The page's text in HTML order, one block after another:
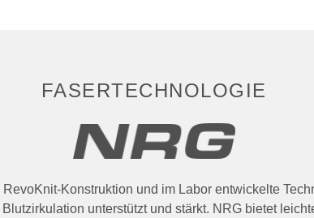
FASERTECHNOLOGIE
Konstruktion und im Labor entwickelte
unterstützt und stärkt. NRG bietet